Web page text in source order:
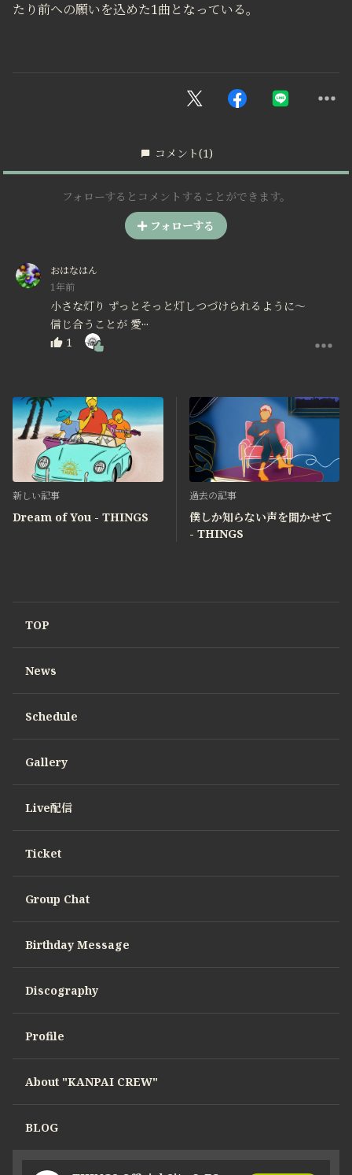
たり前への願いを込めた1曲となっている。
コメント(1)
フォローするとコメントすることができます。
フォローする
おはなはん
1年前
小さな灯り ずっとそっと灯しつづけられるように～
信じ合うことが 愛···
1
新しい記事
Dream of You - THINGS
過去の記事
僕しか知らない声を聞かせて
- THINGS
TOP
News
Schedule
Gallery
Live配信
Ticket
Group Chat
Birthday Message
Discography
Profile
About "KANPAI CREW"
BLOG